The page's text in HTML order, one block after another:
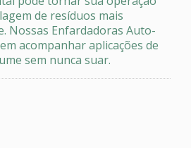
de resíduos mais
Nossas Enfardadoras Auto-
acompanhar aplicações de
sem nunca suar.